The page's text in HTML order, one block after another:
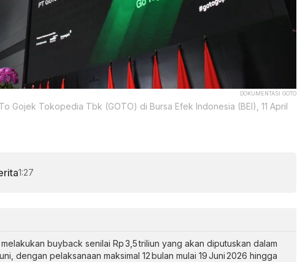
DOKUMENTASI GOTO
Gojek Tokopedia Tbk (GOTO) di Bursa Efek Indonesia (BEI), 11 April
buyback senilai Rp 3,5 triliun yang akan diputuskan dalam
dengan pelaksanaan maksimal 12 bulan mulai 19 Juni 2026 hingga
1:27